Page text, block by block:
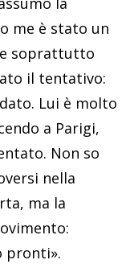
me è stato un
soprattutto
il tentativo:
Lui è molto
a Parigi,
Non so
nella
ma la
pronti».